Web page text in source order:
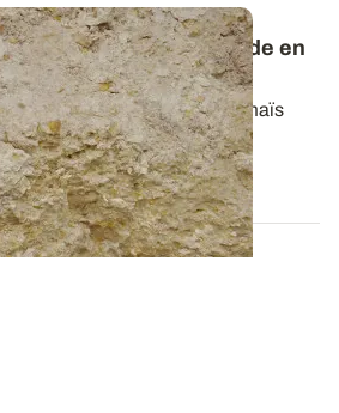
le maïs grain humide en
ensilé ou entier inerté, le maïs
stocké...